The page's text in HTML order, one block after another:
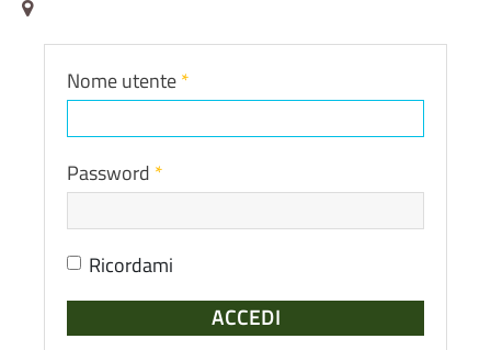
Nome utente*
Password *
Ricordami
ACCEDI